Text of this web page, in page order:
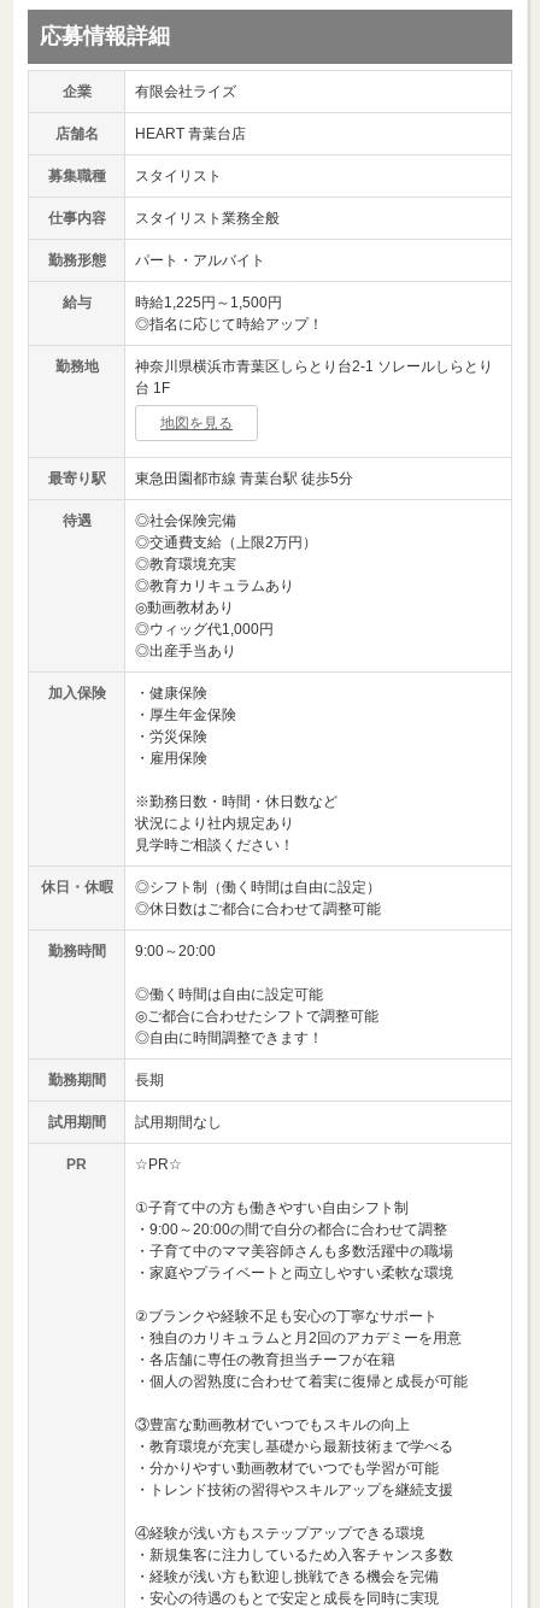
応募情報詳細
企業 有限会社ライズ
店舗名 HEART 青葉台店
募集職種 スタイリスト
仕事内容 スタイリスト業務全般
勤務形態 パート・アルバイト
給与
時給1,225円～1,500円
◎指名に応じて時給アップ！
勤務地
神奈川県横浜市青葉区しらとり台2-1 ソレールしらとり
台 1F
地図を見る
最寄り駅 東急田園都市線 青葉台駅 徒歩5分
待遇
◎社会保険完備
◎交通費支給（上限2万円）
◎教育環境充実
◎教育カリキュラムあり
◎動画教材あり
◎ウィッグ代1,000円
◎出産手当あり
加入保険
・健康保険
・厚生年金保険
・労災保険
・雇用保険
※勤務日数・時間・休日数など
状況により社内規定あり
見学時ご相談ください！
休日・休暇
◎シフト制（働く時間は自由に設定）
◎休日数はご都合に合わせて調整可能
勤務時間 9:00～20:00
◎働く時間は自由に設定可能
◎ご都合に合わせたシフトで調整可能
◎自由に時間調整できます！
勤務期間 長期
試用期間 試用期間なし
PR ☆PR☆
①子育て中の方も働きやすい自由シフト制
・9:00～20:00の間で自分の都合に合わせて調整
・子育て中のママ美容師さんも多数活躍中の職場
・家庭やプライベートと両立しやすい柔軟な環境
②ブランクや経験不足も安心の丁寧なサポート
・独自のカリキュラムと月2回のアカデミーを用意
・各店舗に専任の教育担当チーフが在籍
・個人の習熟度に合わせて着実に復帰と成長が可能
③豊富な動画教材でいつでもスキルの向上
・教育環境が充実し基礎から最新技術まで学べる
・分かりやすい動画教材でいつでも学習が可能
・トレンド技術の習得やスキルアップを継続支援
④経験が浅い方もステップアップできる環境
・新規集客に注力しているため入客チャンス多数
・経験が浅い方も歓迎し挑戦できる機会を完備
・安心の待遇のもとで安定と成長を同時に実現